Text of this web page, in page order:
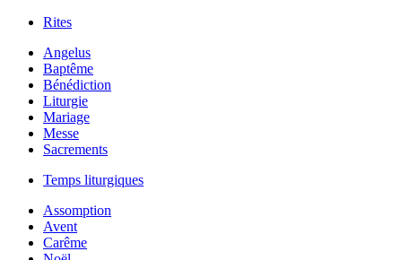
Rites
Angelus
Baptême
Bénédiction
Liturgie
Mariage
Messe
Sacrements
Temps liturgiques
Assomption
Avent
Carême